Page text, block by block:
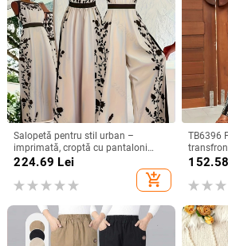
Salopetă pentru stil urban –
imprimată, croptă cu pantaloni
wide-leg, talie medie cu curea,
(polieester/ nylon)
224.69 Lei
add_shopping_cart
TB6396
Amazon
lejeri
152.58